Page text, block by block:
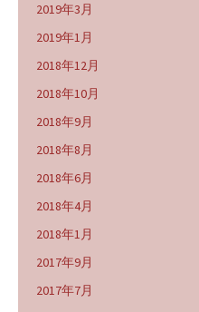
2019年3月
2019年1月
2018年12月
2018年10月
2018年9月
2018年8月
2018年6月
2018年4月
2018年1月
2017年9月
2017年7月